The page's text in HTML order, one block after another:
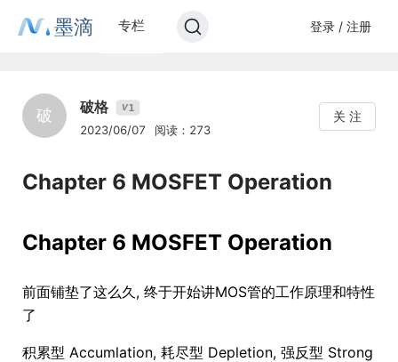
墨滴 专栏 登录 / 注册
破 破格 V1
2023/06/07 阅读：273
关 注
Chapter 6 MOSFET Operation
Chapter 6 MOSFET Operation
前面铺垫了这么久, 终于开始讲MOS管的工作原理和特性
了
积累型 Accumlation, 耗尽型 Depletion, 强反型 Strong